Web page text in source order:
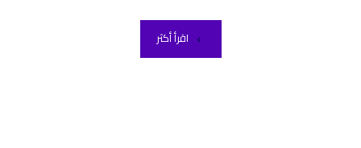
اقرأ أكثر